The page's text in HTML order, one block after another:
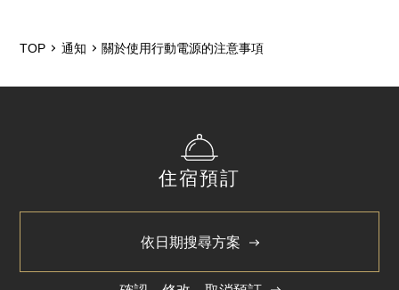
TOP 通知 關於使用行動電源的注意事項
住宿預訂
依日期搜尋方案